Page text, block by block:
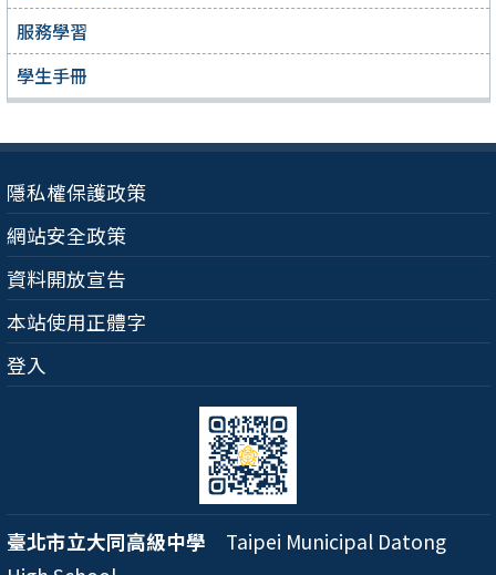
服務學習
學生手冊
隱私權保護政策
網站安全政策
資料開放宣告
本站使用正體字
登入
臺北市立大同高級中學 Taipei Municipal Datong